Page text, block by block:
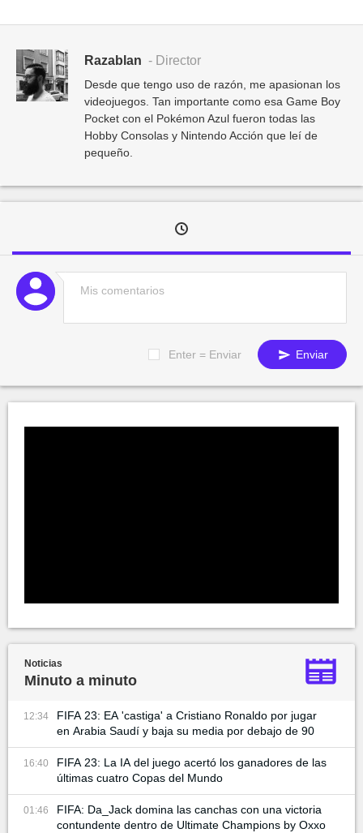
Razablan - Director
Desde que tengo uso de razón, me apasionan los
videojuegos. Tan importante como esa Game Boy
Pocket con el Pokémon Azul fueron todas las
Hobby Consolas y Nintendo Acción que leí de
pequeño.
Enter = Enviar Enviar
Noticias
Minuto a minuto
12:34
FIFA 23: EA 'castiga' a Cristiano Ronaldo por jugar
en Arabia Saudí y baja su media por debajo de 90
16:40
FIFA 23: La IA del juego acertó los ganadores de las
últimas cuatro Copas del Mundo
01:46
FIFA: Da_Jack domina las canchas con una victoria
contundente dentro de Ultimate Champions by Oxxo